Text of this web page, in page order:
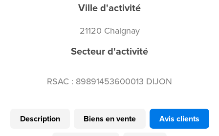
Ville d'activité
21120 Chaignay
Secteur d'activité
RSAC : 89891453600013 DIJON
Description Biens en vente Avis clients